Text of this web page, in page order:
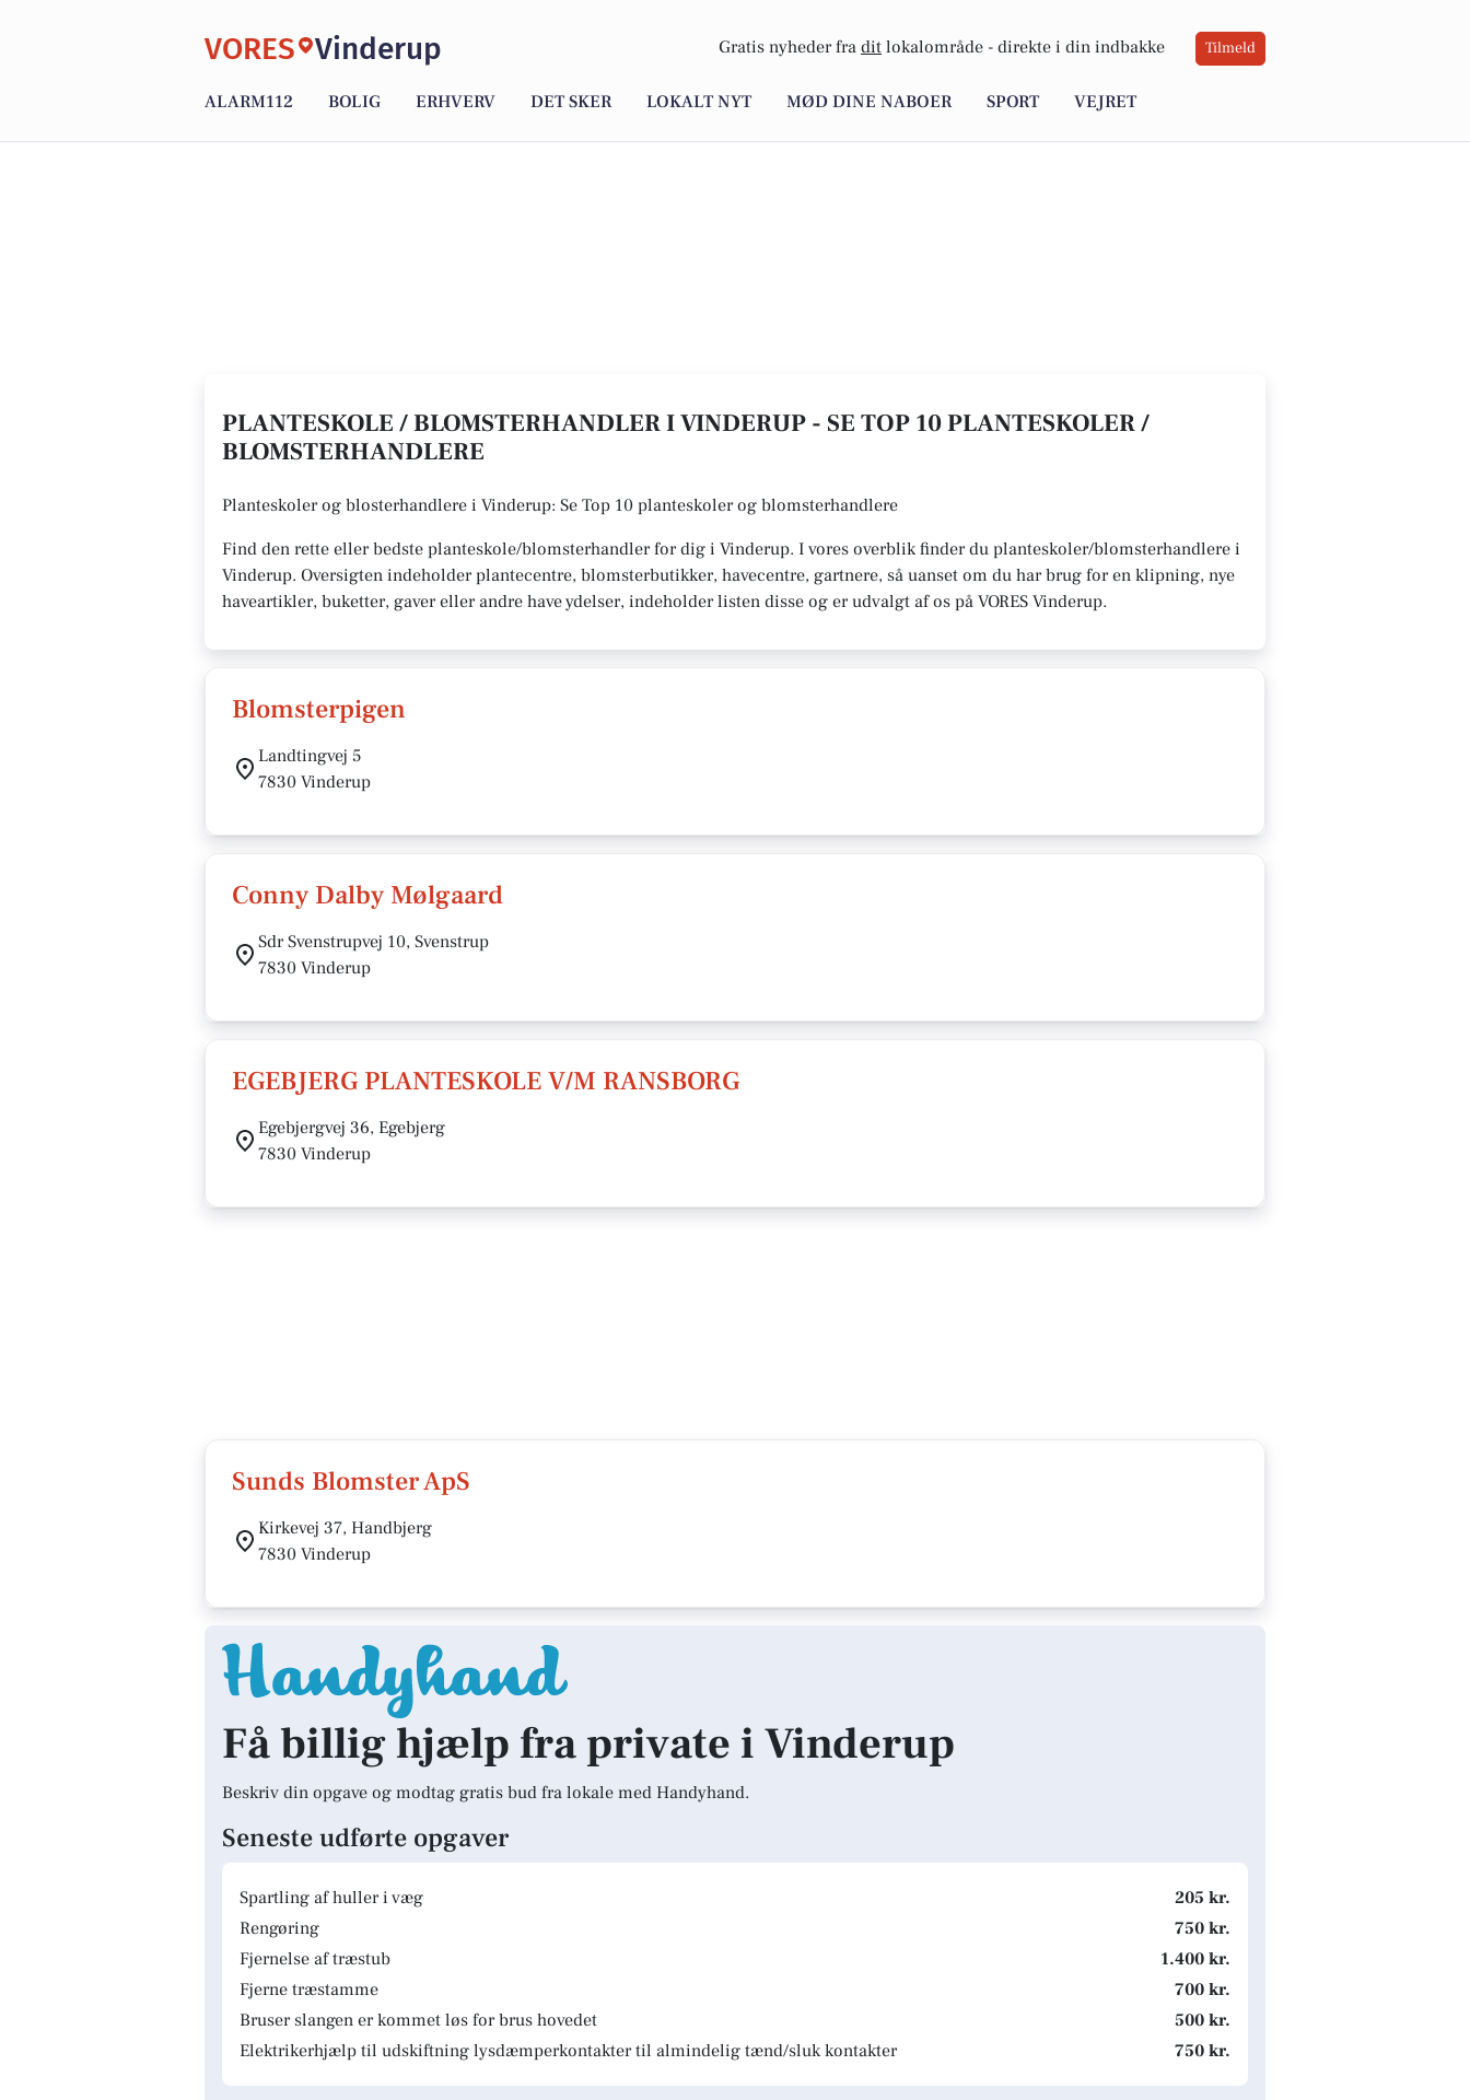
VORES Vinderup Gratis nyheder fra dit lokalområde - direkte i din indbakke Tilmeld
ALARM112 BOLIG ERHVERV DET SKER LOKALT NYT MØD DINE NABOER SPORT VEJRET
PLANTESKOLE / BLOMSTERHANDLER I VINDERUP - SE TOP 10 PLANTESKOLER /
BLOMSTERHANDLERE
Planteskoler og blosterhandlere i Vinderup: Se Top 10 planteskoler og blomsterhandlere
Find den rette eller bedste planteskole/blomsterhandler for dig i Vinderup. I vores overblik finder du planteskoler/blomsterhandlere i
Vinderup. Oversigten indeholder plantecentre, blomsterbutikker, havecentre, gartnere, så uanset om du har brug for en klipning, nye
haveartikler, buketter, gaver eller andre have ydelser, indeholder listen disse og er udvalgt af os på VORES Vinderup.
Blomsterpigen
Landtingvej 5
7830 Vinderup
Conny Dalby Mølgaard
Sdr Svenstrupvej 10, Svenstrup
7830 Vinderup
EGEBJERG PLANTESKOLE V/M RANSBORG
Egebjergvej 36, Egebjerg
7830 Vinderup
Sunds Blomster ApS
Kirkevej 37, Handbjerg
7830 Vinderup
Få billig hjælp fra private i Vinderup
Beskriv din opgave og modtag gratis bud fra lokale med Handyhand.
Seneste udførte opgaver
Spartling af huller i væg
205 kr.
Rengøring
750 kr.
Fjernelse af træstub
1.400 kr.
Fjerne træstamme
700 kr.
Bruser slangen er kommet løs for brus hovedet
500 kr.
Elektrikerhjælp til udskiftning lysdæmperkontakter til almindelig tænd/sluk kontakter
750 kr.